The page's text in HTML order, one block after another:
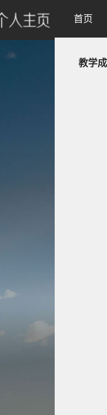
首页
教学